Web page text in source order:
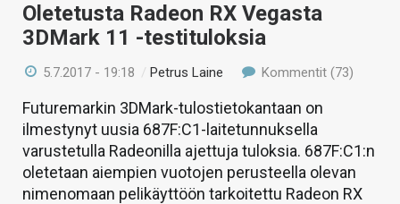
Oletetusta Radeon RX Vegasta
3DMark 11 -testituloksia
5.7.2017 - 19:18 /Petrus Laine Kommentit (73)
Futuremarkin 3DMark-tulostietokantaan on
ilmestynyt uusia 687F:C1-laitetunnuksella
varustetulla Radeonilla ajettuja tuloksia. 687F:C1:n
oletetaan aiempien vuotojen perusteella olevan
nimenomaan pelikäyttöön tarkoitettu Radeon RX